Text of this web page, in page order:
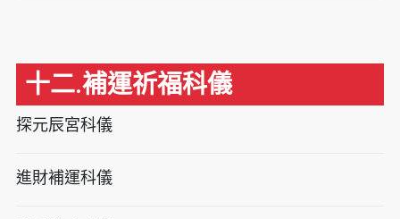
十二.補運祈福科儀
探元辰宮科儀
進財補運科儀